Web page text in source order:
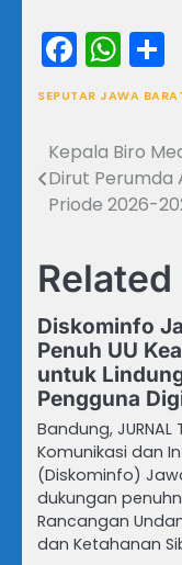
SEPUTAR JAWA
Navigasi
pos
Kepala Biro
Dirut Perumda
Priode 2026-
Diskominfo
Penuh UU
untuk
Pengguna
Bandung, JURNAL
Komunikasi dan
(Diskominfo)
dukungan
Rancangan
dan Ketahanan